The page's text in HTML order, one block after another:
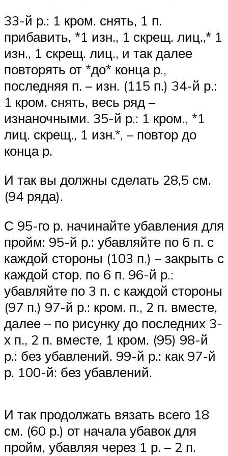
33-й р.: 1 кром. снять, 1 п.
прибавить, *1 изн., 1 скрещ. лиц.,* 1
изн., 1 скрещ. лиц., и так далее
повторять от *до* конца р.,
последняя п. – изн. (115 п.) 34-й р.:
1 кром. снять, весь ряд –
изнаночными. 35-й р.: 1 кром., *1
лиц. скрещ., 1 изн.*, – повтор до
конца р.
И так вы должны сделать 28,5 см.
(94 ряда).
С 95-го р. начинайте убавления для
пройм: 95-й р.: убавляйте по 6 п. с
каждой стороны (103 п.) – закрыть с
каждой стор. по 6 п. 96-й р.:
убавляйте по 3 п. с каждой стороны
(97 п.) 97-й р.: кром. п., 2 п. вместе,
далее – по рисунку до последних 3-
х п., 2 п. вместе, 1 кром. (95) 98-й
р.: без убавлений. 99-й р.: как 97-й
р. 100-й: без убавлений.
И так продолжать вязать всего 18
см. (60 р.) от начала убавок для
пройм, убавляя через 1 р. – 2 п.